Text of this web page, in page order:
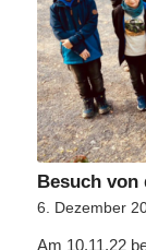
Besuch von
6. Dezember
Am 10.11.22